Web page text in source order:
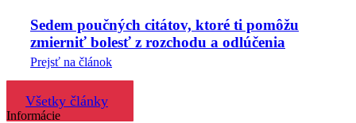
Sedem poučných citátov, ktoré ti pomôžu
zmierniť bolesť z rozchodu a odlúčenia
Prejsť na článok
Všetky články
Informácie